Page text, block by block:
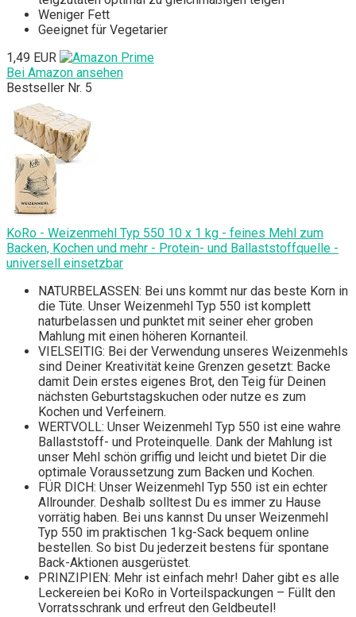
Weniger Fett
Geeignet für Vegetarier
1,49 EUR
Bei Amazon ansehen
Bestseller Nr. 5
KoRo - Weizenmehl Typ 550 10 x 1 kg - feines Mehl zum
Backen, Kochen und mehr - Protein- und Ballaststoffquelle -
universell einsetzbar
NATURBELASSEN: Bei uns kommt nur das beste Korn in
die Tüte. Unser Weizenmehl Typ 550 ist komplett
naturbelassen und punktet mit seiner eher groben
Mahlung mit einen höheren Kornanteil.
VIELSEITIG: Bei der Verwendung unseres Weizenmehls
sind Deiner Kreativität keine Grenzen gesetzt: Backe
damit Dein erstes eigenes Brot, den Teig für Deinen
nächsten Geburtstagskuchen oder nutze es zum
Kochen und Verfeinern.
WERTVOLL: Unser Weizenmehl Typ 550 ist eine wahre
Ballaststoff- und Proteinquelle. Dank der Mahlung ist
unser Mehl schön griffig und leicht und bietet Dir die
optimale Voraussetzung zum Backen und Kochen.
FÜR DICH: Unser Weizenmehl Typ 550 ist ein echter
Allrounder. Deshalb solltest Du es immer zu Hause
vorrätig haben. Bei uns kannst Du unser Weizenmehl
Typ 550 im praktischen 1 kg-Sack bequem online
bestellen. So bist Du jederzeit bestens für spontane
Back-Aktionen ausgerüstet.
PRINZIPIEN: Mehr ist einfach mehr! Daher gibt es alle
Leckereien bei KoRo in Vorteilspackungen – Füllt den
Vorratsschrank und erfreut den Geldbeutel!